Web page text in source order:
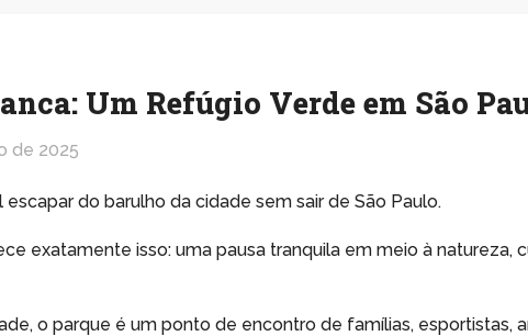
Um Refúgio Verde em São
de 2025
do barulho da cidade sem sair de São Paulo.
exatamente isso: uma pausa tranquila em meio à natureza,
o parque é um ponto de encontro de famílias, esportistas,